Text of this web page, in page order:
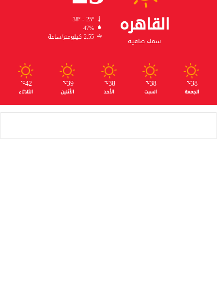
القاهره
سماء صافية
38º - 25º
47%
2.55 كيلومتر/ساعة
38
℃
الجمعة
38
℃
السبت
38
℃
الأحد
39
℃
الأثنين
42
℃
الثلاثاء